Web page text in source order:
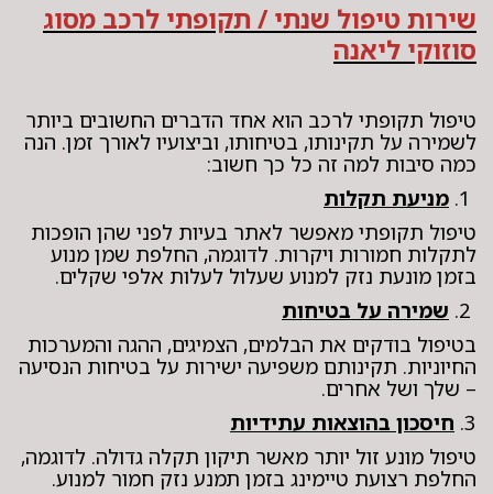
שירות טיפול שנתי / תקופתי לרכב מסוג
סוזוקי ליאנה
טיפול תקופתי לרכב הוא אחד הדברים החשובים ביותר
לשמירה על תקינותו, בטיחותו, וביצועיו לאורך זמן. הנה
כמה סיבות למה זה כל כך חשוב:
מניעת תקלות
טיפול תקופתי מאפשר לאתר בעיות לפני שהן הופכות
לתקלות חמורות ויקרות. לדוגמה, החלפת שמן מנוע
בזמן מונעת נזק למנוע שעלול לעלות אלפי שקלים.
שמירה על בטיחות
בטיפול בודקים את הבלמים, הצמיגים, ההגה והמערכות
החיוניות. תקינותם משפיעה ישירות על בטיחות הנסיעה
– שלך ושל אחרים.
3. חיסכון בהוצאות עתידיות
טיפול מונע זול יותר מאשר תיקון תקלה גדולה. לדוגמה,
החלפת רצועת טיימינג בזמן תמנע נזק חמור למנוע.